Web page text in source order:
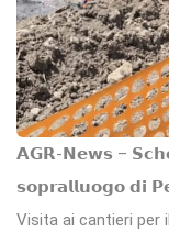
𝗔𝗚𝗥-𝗡𝗲𝘄𝘀 –
𝘀𝗼𝗽𝗿𝗮𝗹𝗹𝘂𝗼𝗴𝗼 𝗱𝗶
Visita ai cantieri per